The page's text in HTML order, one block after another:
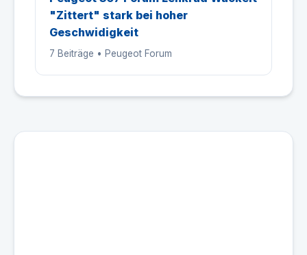
"Zittert" stark bei hoher
Geschwidigkeit
7 Beiträge • Peugeot Forum